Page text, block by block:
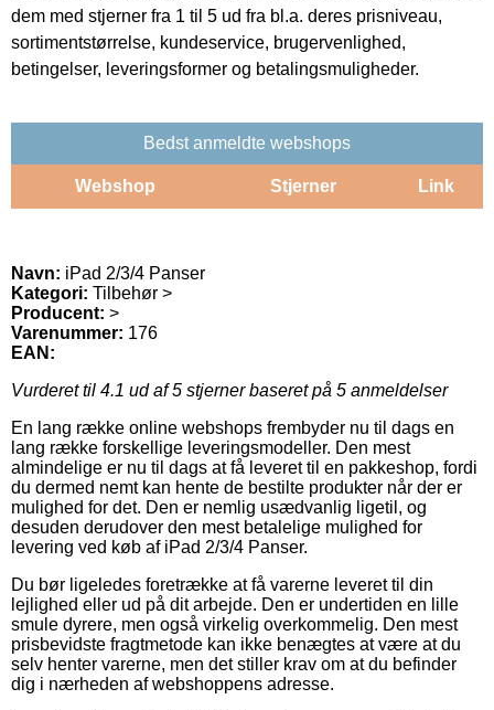
dem med stjerner fra 1 til 5 ud fra bl.a. deres prisniveau,
sortimentstørrelse, kundeservice, brugervenlighed,
betingelser, leveringsformer og betalingsmuligheder.
Bedst anmeldte webshops
Webshop Stjerner Link
Navn: iPad 2/3/4 Panser
Kategori: Tilbehør >
Producent: >
Varenummer: 176
EAN:
Vurderet til 4.1 ud af 5 stjerner baseret på 5 anmeldelser
En lang række online webshops frembyder nu til dags en
lang række forskellige leveringsmodeller. Den mest
almindelige er nu til dags at få leveret til en pakkeshop, fordi
du dermed nemt kan hente de bestilte produkter når der er
mulighed for det. Den er nemlig usædvanlig ligetil, og
desuden derudover den mest betalelige mulighed for
levering ved køb af iPad 2/3/4 Panser.
Du bør ligeledes foretrække at få varerne leveret til din
lejlighed eller ud på dit arbejde. Den er undertiden en lille
smule dyrere, men også virkelig overkommelig. Den mest
prisbevidste fragtmetode kan ikke benægtes at være at du
selv henter varerne, men det stiller krav om at du befinder
dig i nærheden af webshoppens adresse.